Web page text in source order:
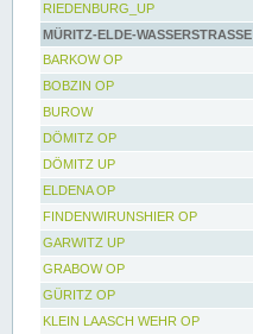
RIEDENBURG_UP
MÜRITZ-ELDE-WASSERSTRASSE
BARKOW OP
BOBZIN OP
BUROW
DÖMITZ OP
DÖMITZ UP
ELDENA OP
FINDENWIRUNSHIER OP
GARWITZ UP
GRABOW OP
GÜRITZ OP
KLEIN LAASCH WEHR OP